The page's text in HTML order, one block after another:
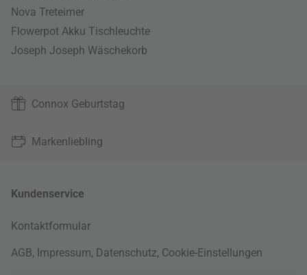
Nova Treteimer
Flowerpot Akku Tischleuchte
Joseph Joseph Wäschekorb
Connox Geburtstag
Markenliebling
Kundenservice
Kontaktformular
AGB, Impressum, Datenschutz, Cookie-Einstellungen